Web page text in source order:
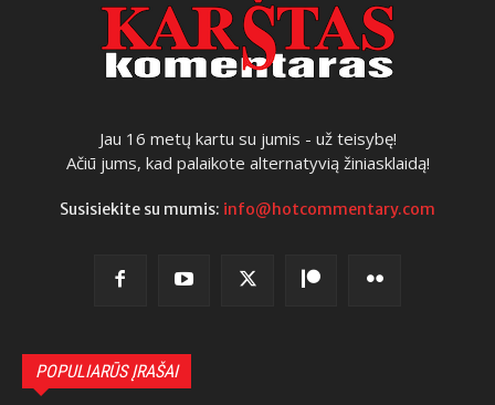
Jau 16 metų kartu su jumis - už teisybę!
Ačiū jums, kad palaikote alternatyvią žiniasklaidą!
Susisiekite su mumis: info@hotcommentary.com
POPULIARŪS ĮRAŠAI